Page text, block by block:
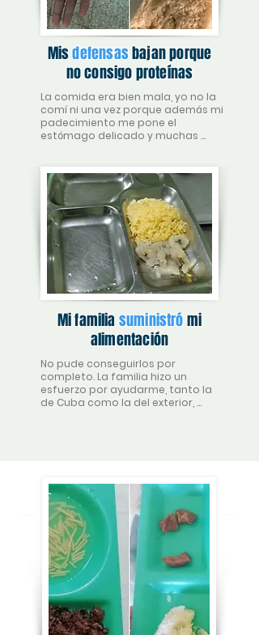
Misdefensasbajan porque
no consigo proteínas
La comida era bien mala, yo no la
comí ni una vez porque además mi
padecimiento me pone el
estómago delicado y muchas
Mi familiasuministrómi
alimentación
No pude conseguirlos por
completo. La familia hizo un
esfuerzo por ayudarme, tanto la
de Cuba como la del exterior,